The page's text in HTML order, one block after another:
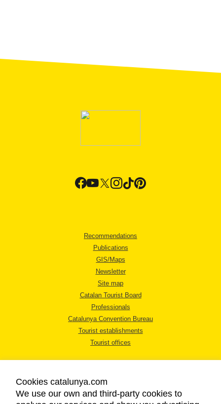
Recommendations
Publications
GIS/Maps
Newsletter
Site map
Catalan Tourist Board
Professionals
Catalunya Convention Bureau
Tourist establishments
Tourist offices
Cookies catalunya.com
We use our own and third-party cookies to